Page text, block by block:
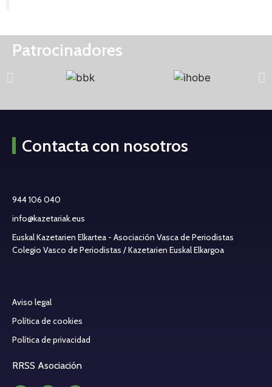
Patrocinadores
Contacta con nosotros
944 106 040
info@kazetariak.eus
Euskal Kazetarien Elkartea - Asociación Vasca de Periodistas
Colegio Vasco de Periodistas / Kazetarien Euskal Elkargoa
Aviso legal
Política de cookies
Política de privacidad
RRSS Asociación